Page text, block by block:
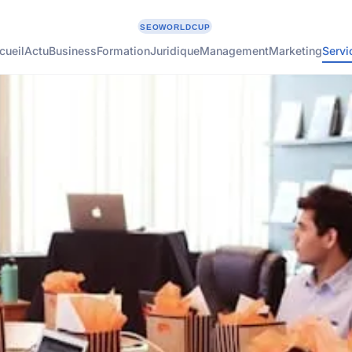
ActuBusinessFormationJuridiqueManagementMarketing